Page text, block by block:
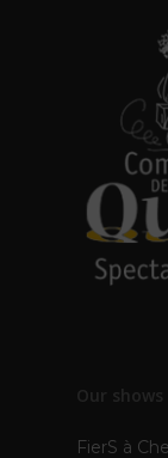
Our shows
FierS à